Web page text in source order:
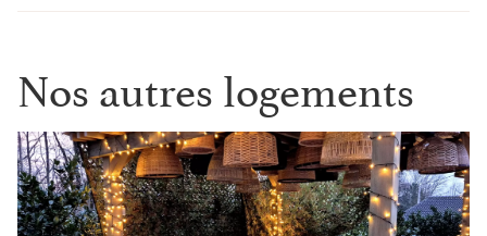
Nos autres logements